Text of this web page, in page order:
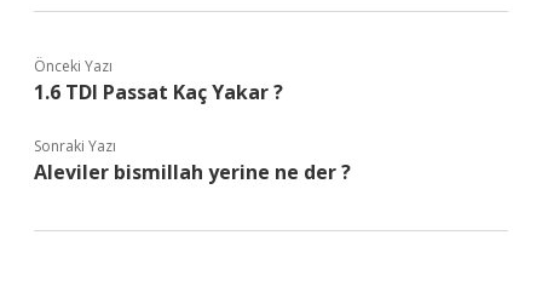
Önceki Yazı
1.6 TDI Passat Kaç Yakar ?
Sonraki Yazı
Aleviler bismillah yerine ne der ?